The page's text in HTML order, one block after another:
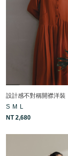
設計感不對稱開襟洋裝
S M
L
NT 2,680